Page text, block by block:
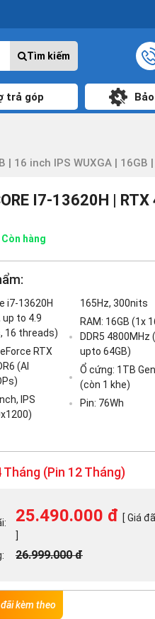
Tìm kiếm
trả góp
| 16 inch IPS WUXGA | 16GB
I7-13620H |
Còn hàng
i7-13620H
to 4.9
16 threads)
RTX
(AI
IPS
165Hz, 300nits
RAM: 16GB (1x
DDR5 4800MHz
upto 64GB)
Ổ cứng: 1TB
(còn 1 khe)
Pin: 76Wh
Tháng (Pin 12 Tháng)
25.490.000 đ [ Giá
26.999.000 đ
kèm theo